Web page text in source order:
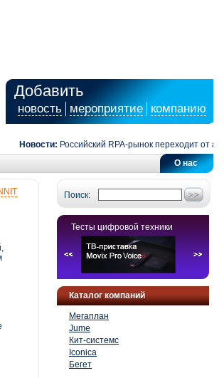
Добавить
новость мероприятие компанию
Новости: Российский RPA-рынок переходит от
О нас
Поиск:
Тесты цифровой техники
Каталог компаний
Мегаплан
Jume
Кит-системс
Iconica
Бегет